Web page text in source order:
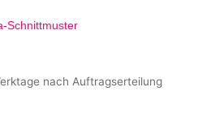
nach Auftragserteilung